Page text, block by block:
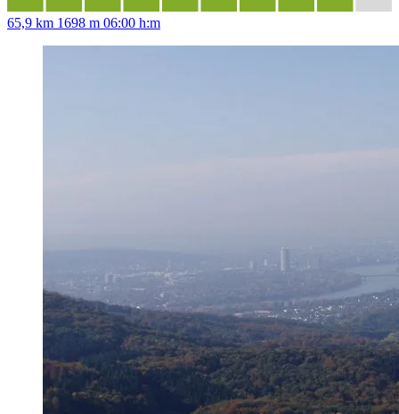
65,9 km 1698 m 06:00 h:m